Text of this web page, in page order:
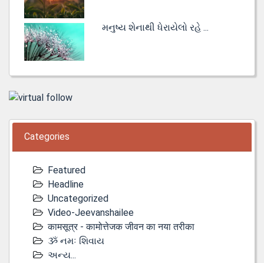
મનુષ્ય શેનાથી ધેરાયેલો રહે ...
Categories
Featured
Headline
Uncategorized
Video-Jeevanshailee
कामसूत्र - कामोत्तेजक जीवन का नया तरीका
ૐ નમઃ શિવાય
અન્ય...